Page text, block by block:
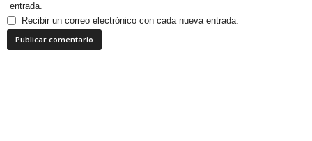
entrada.
Recibir un correo electrónico con cada nueva entrada.